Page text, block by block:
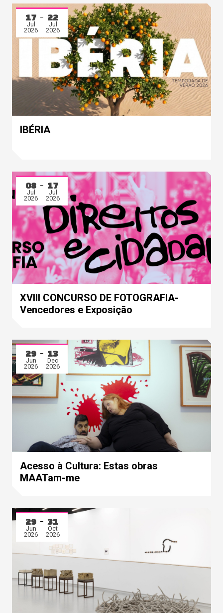
17
Jul
2026
22
Jul
2026
IBÉRIA
08
Jul
2026
17
Jul
2026
XVIII CONCURSO DE FOTOGRAFIA-
Vencedores e Exposição
29
Jun
2026
13
Dec
2026
Acesso à Cultura: Estas obras
MAATam-me
29
Jun
2026
31
Oct
2026